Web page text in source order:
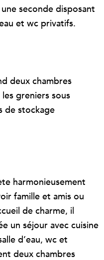
seconde disposant
et wc privatifs.
deux chambres
greniers sous
de stockage
harmonieusement
famille et amis ou
de charme, il
un séjour avec cuisine
d’eau, wc et
deux chambres